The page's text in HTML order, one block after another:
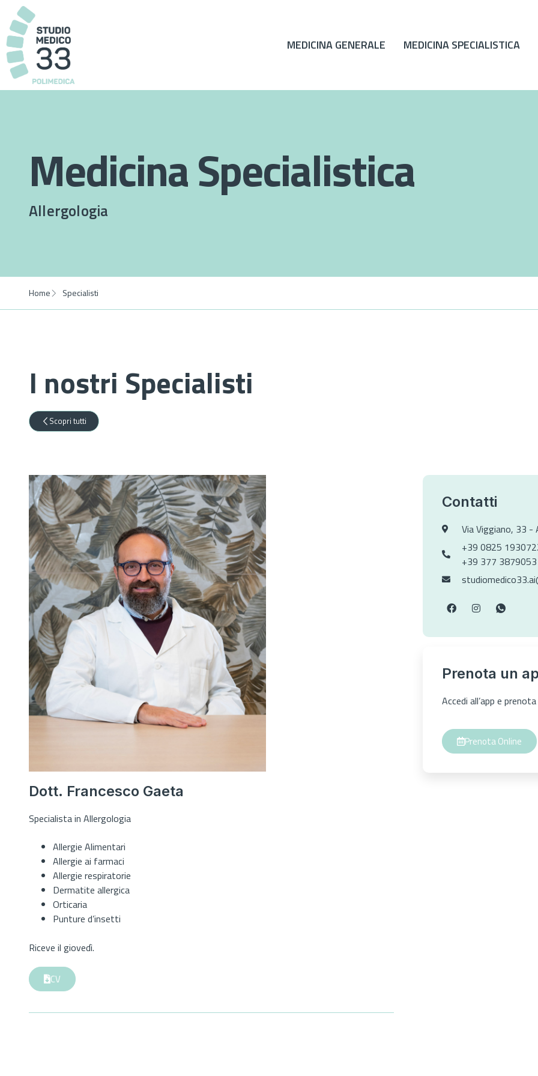
MEDICINA GENERALE MEDICINA SPECIALISTICA
Medicina Specialistica
Allergologia
Home Specialisti
I nostri Specialisti
Scopri tutti
Dott. Francesco Gaeta
Specialista in Allergologia
Allergie Alimentari
Allergie ai farmaci
Allergie respiratorie
Dermatite allergica
Orticaria
Punture d’insetti
Riceve il giovedì.
CV
Contatti
Via Viggiano, 33 -
+39 0825
+39 377 3879053
Prenota un
Accedi all’app e
Prenota Online